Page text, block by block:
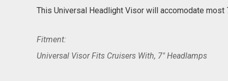
This Universal Headlight Visor will accomodate
Fitment:
Universal Visor Fits Cruisers With, 7" Headlamps